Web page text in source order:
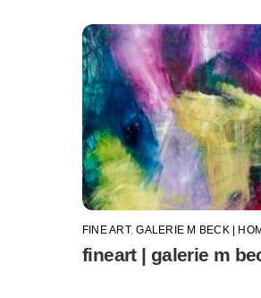
FINE ART,GALERIE M BECK |
fineart | galerie m